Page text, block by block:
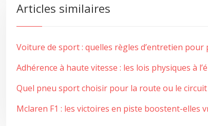
Articles similaires
Voiture de sport : quelles règles d’entretien pour
Adhérence à haute vitesse : les lois physiques à
Quel pneu sport choisir pour la route ou le circuit
Mclaren F1 : les victoires en piste boostent-elles